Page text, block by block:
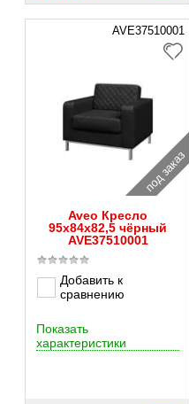
AVE37510001
под заказ
Aveo Кресло
95x84x82,5 чёрный
AVE37510001
Добавить к
сравнению
Показать
характеристики